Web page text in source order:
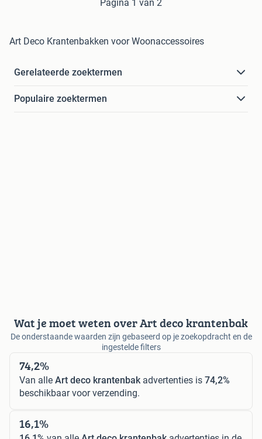
Pagina 1 van 2
Art Deco Krantenbakken voor Woonaccessoires
Gerelateerde zoektermen
Populaire zoektermen
Wat je moet weten over Art deco krantenbak
De onderstaande waarden zijn gebaseerd op je zoekopdracht en de
ingestelde filters
74,2%
Van alle Art deco krantenbakadvertenties is 74,2%
beschikbaar voor verzending.
16,1%